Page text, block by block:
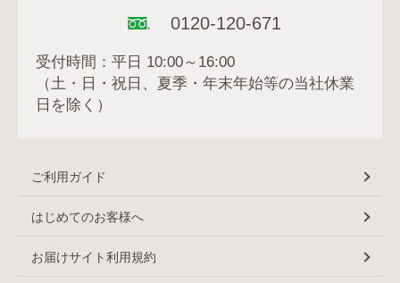
0120-120-671
受付時間：平日 10:00～16:00
（土・日・祝日、夏季・年末年始等の当社休業
日を除く）
ご利用ガイド
はじめてのお客様へ
お届けサイト利用規約